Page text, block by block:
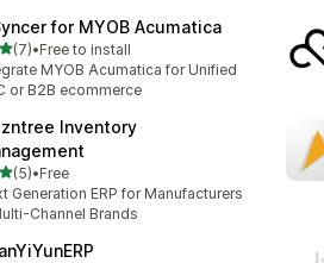
for MYOB Acumatica
เต็ม 5 ดาว
(7)
ด 7 รีวิว
•Free to install
MYOB Acumatica for Unified
or B2B ecommerce
Inventory
เต็ม 5 ดาว
(5)
ด 5 รีวิว
•Free
Generation ERP for Manufacturers
Channel Brands